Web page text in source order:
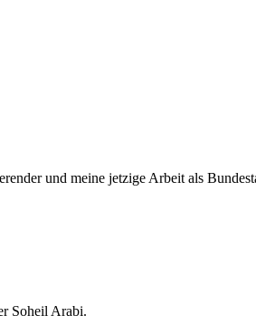
und meine jetzige Arbeit als
Soheil Arabi.